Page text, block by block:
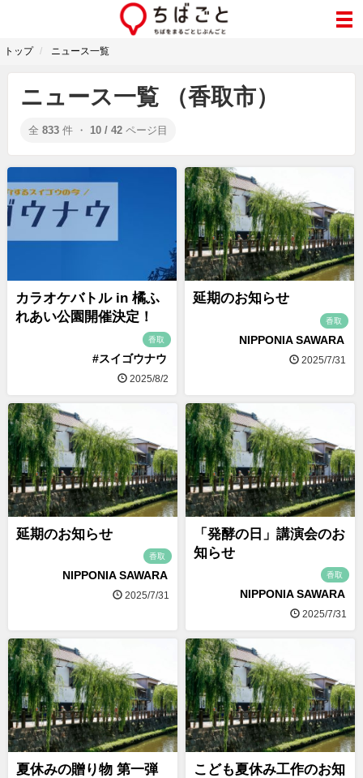
トップ ニュース一覧
ニュース一覧 （香取市）
全 833 件 ・ 10 / 42 ページ目
カラオケバトル in 橘ふ
れあい公園開催決定！
香取
#スイゴウナウ
2025/8/2
延期のお知らせ
香取
NIPPONIA SAWARA
2025/7/31
延期のお知らせ
香取
NIPPONIA SAWARA
2025/7/31
「発酵の日」講演会のお
知らせ
香取
NIPPONIA SAWARA
2025/7/31
夏休みの贈り物 第一弾
こども夏休み工作のお知